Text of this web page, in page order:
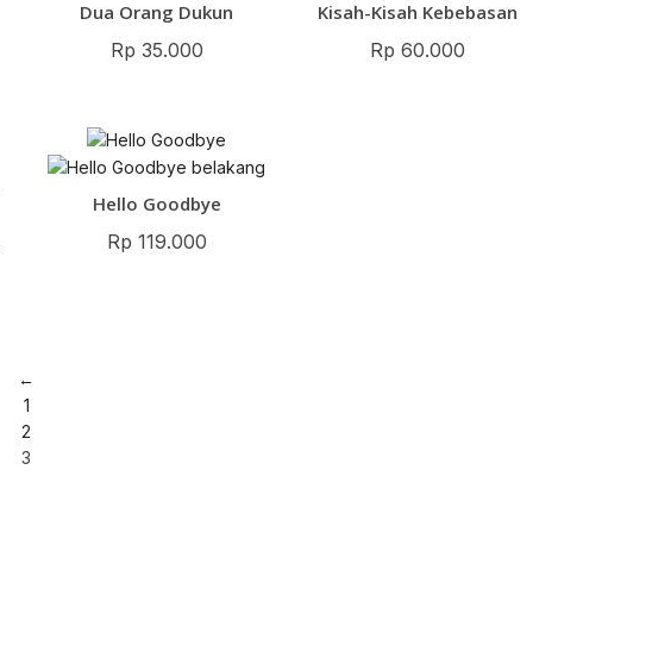
Dua Orang Dukun
Rp 35.000
Kisah-Kisah Kebebasan
Rp 60.000
Hello Goodbye
Rp 119.000
←
1
2
3